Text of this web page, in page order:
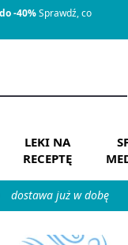
-40%Sprawdź, co
LEKI NA
RECEPTĘ
dostawa już w dobę